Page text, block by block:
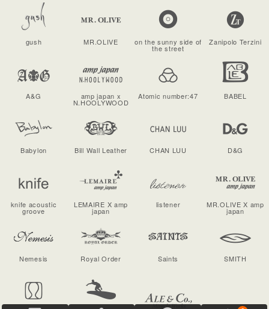
gush MR.OLIVE on the sunny side of
the street
Zanipolo Terzini
A&G amp japan x
N.HOOLYWOOD
Atomic number:47 BABEL
Babylon Bill Wall Leather CHAN LUU D&G
knife acoustic
groove
LEMAIRE X amp
japan
listener MR.OLIVE X amp
japan
Nemesis Royal Order Saints SMITH